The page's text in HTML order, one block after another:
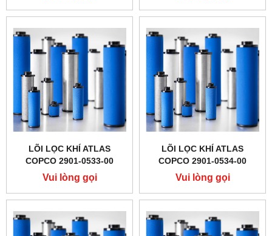
LÕI LỌC KHÍ ATLAS
COPCO 2901-0533-00
Vui lòng gọi
LÕI LỌC KHÍ ATLAS
COPCO 2901-0534-00
Vui lòng gọi